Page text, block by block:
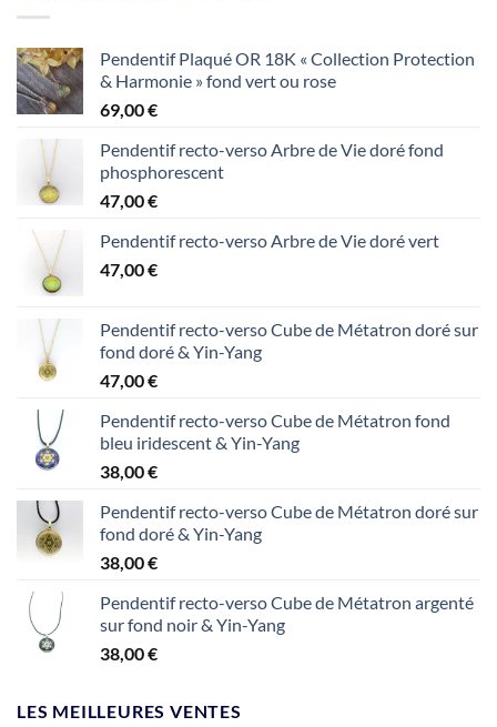
Pendentif Plaqué OR 18K « Collection Protection
& Harmonie » fond vert ou rose
69,00€
Pendentif recto-verso Arbre de Vie doré fond
phosphorescent
47,00€
Pendentif recto-verso Arbre de Vie doré vert
47,00€
Pendentif recto-verso Cube de Métatron doré sur
fond doré & Yin-Yang
47,00€
Pendentif recto-verso Cube de Métatron fond
bleu iridescent & Yin-Yang
38,00€
Pendentif recto-verso Cube de Métatron doré sur
fond doré & Yin-Yang
38,00€
Pendentif recto-verso Cube de Métatron argenté
sur fond noir & Yin-Yang
38,00€
LES MEILLEURES VENTES